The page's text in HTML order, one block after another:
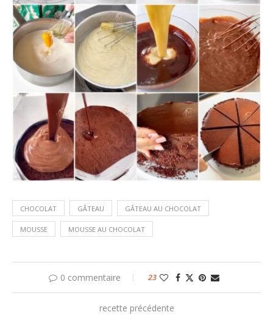
CHOCOLAT GÂTEAU GÂTEAU AU CHOCOLAT
MOUSSE MOUSSE AU CHOCOLAT
0 commentaire 23
recette précédente